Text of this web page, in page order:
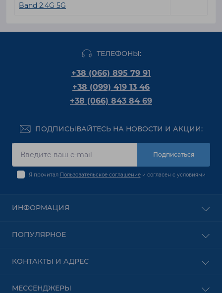
Band 2.4G 5G
ТЕЛЕФОНЫ:
+38 (066) 895 79 91
+38 (099) 419 13 46
+38 (066) 843 84 69
ПОДПИСЫВАЙТЕСЬ НА НОВОСТИ И АКЦИИ:
Подписаться
Я прочитал Пользовательское соглашениеи согласен с условиями
ИНФОРМАЦИЯ
О Компании
Пользовательское соглашение
Контакты
ПОПУЛЯРНОЕ
Безпроводное оборудование
Видеонаблюдение
КОНТАКТЫ И АДРЕС
пр. Аэрокосмический 2 (пр. Гагарина 2)
МЕССЕНДЖЕРЫ